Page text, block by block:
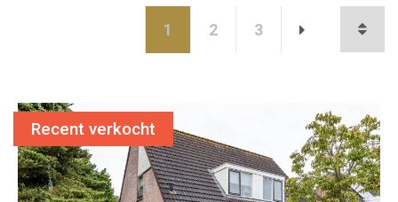
1 2 3
Recent verkocht